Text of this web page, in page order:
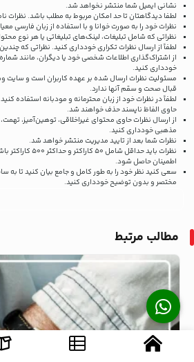
نشانی ایمیل شما منتشر نخواهد شد.
لطفا دیدگاهتان تا حد امکان مربوط به مطلب باشد.
نظرات خود را به صورت خوانا و با استفاده از زبان فارسی
نظراتی که شامل تبلیغات، لینک‌های تبلیغاتی یا هر نوع
لطفاً از ارسال نظرات تکراری خودداری کنید. نظراتی که
از اشتراک‌گذاری اطلاعات شخصی خود یا دیگران، مانند
خودداری کنید.
مسئولیت نظرات ارسال شده بر عهده کاربران است و
قبال صحت و سقم آنها ندارد.
لطفاً در نظرات خود از زبان محترمانه و مودبانه استفاده
حاوی الفاظ ناپسند حذف خواهند شد.
از ارسال نظرات حاوی محتوای غیراخلاقی، توهین‌آمیز،
مذهبی خودداری کنید.
نظرات شما بعد از تایید مدیریت منتشر خواهد شد.
نظرات باید حداقل
اطمینان حاصل شود.
سعی کنید نظر خود را به طور کامل و جامع بیان کنید تا به
مختصر و بدون توضیح خودداری کنید.
مطالب مرتبط
وبلاگ